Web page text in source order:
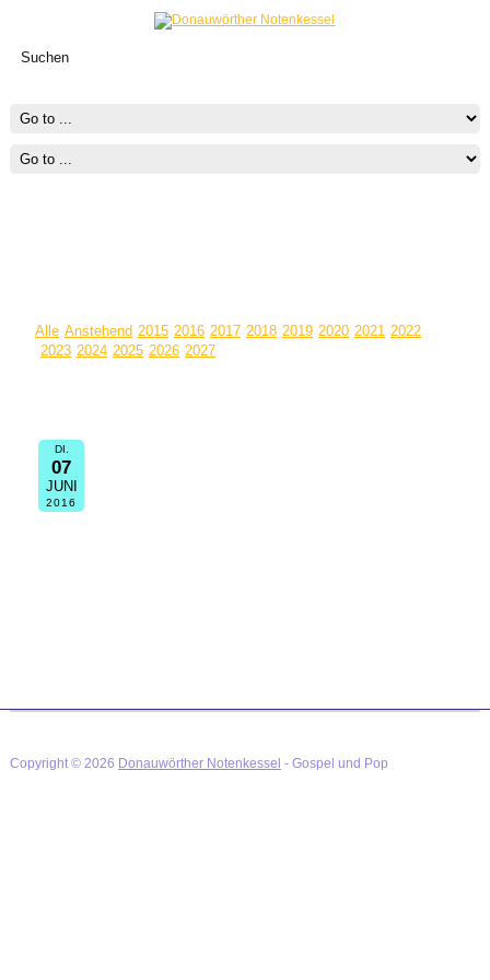
Alle Anstehend 2015 2016 2017 2018 2019 2020 2021 2022
2023 2024 2025 2026 2027
DI.
07
JUNI
2016
Copyright © 2026 Donauwörther Notenkessel - Gospel und Pop